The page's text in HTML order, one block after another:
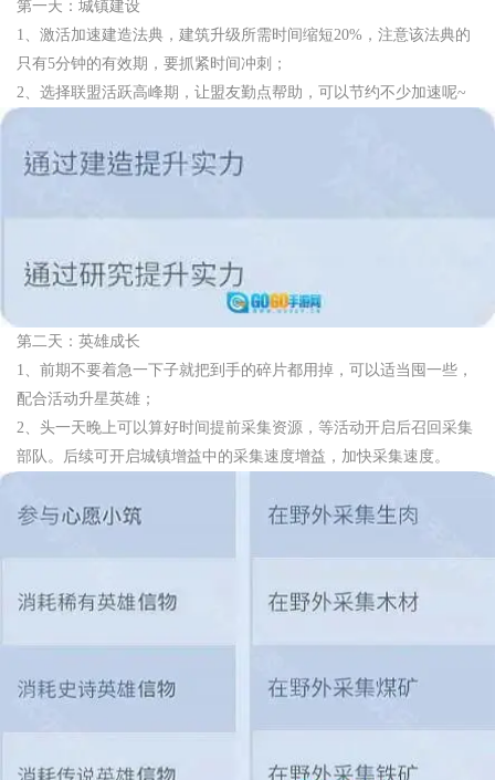
第一天：城镇建设
1、激活加速建造法典，建筑升级所需时间缩短20%，注意该法典的
只有5分钟的有效期，要抓紧时间冲刺；
2、选择联盟活跃高峰期，让盟友勤点帮助，可以节约不少加速呢~
第二天：英雄成长
1、前期不要着急一下子就把到手的碎片都用掉，可以适当囤一些，
配合活动升星英雄；
2、头一天晚上可以算好时间提前采集资源，等活动开启后召回采集
部队。后续可开启城镇增益中的采集速度增益，加快采集速度。